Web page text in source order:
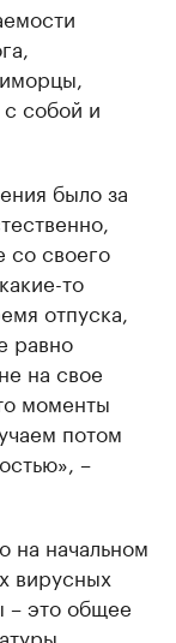
собой и
было за
со своего
то
отпуска,
равно
на свое
моменты
потом
–
на начальном
вирусных
– это общее